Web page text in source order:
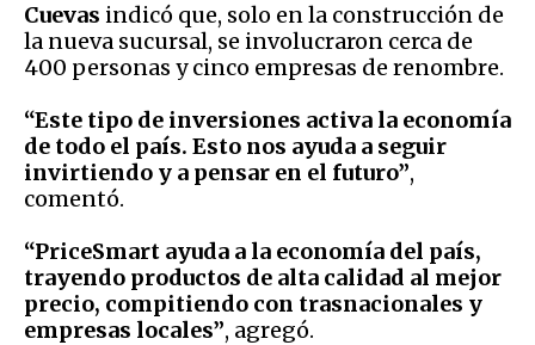
Cuevas indicó que, solo en la construcción de
la nueva sucursal, se involucraron cerca de
400 personas y cinco empresas de renombre.
“Este tipo de inversiones activa la economía
de todo el país. Esto nos ayuda a seguir
invirtiendo y a pensar en el futuro”,
comentó.
“PriceSmart ayuda a la economía del país,
trayendo productos de alta calidad al mejor
precio, compitiendo con trasnacionales y
empresas locales”, agregó.